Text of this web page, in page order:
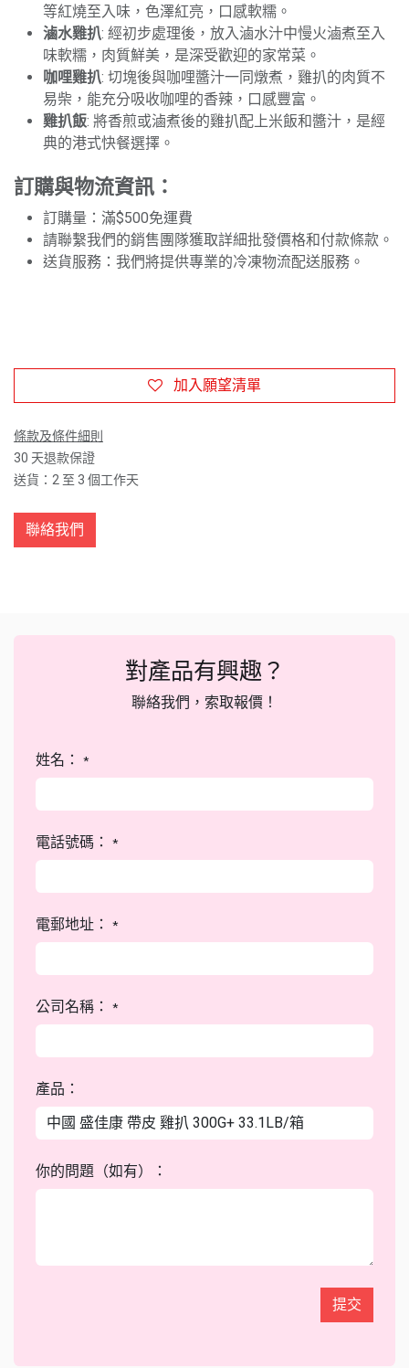
等紅燒至入味，色澤紅亮，口感軟糯。
滷水雞扒: 經初步處理後，放入滷水汁中慢火滷煮至入
味軟糯，肉質鮮美，是深受歡迎的家常菜。
咖哩雞扒: 切塊後與咖哩醬汁一同燉煮，雞扒的肉質不
易柴，能充分吸收咖哩的香辣，口感豐富。
雞扒飯: 將香煎或滷煮後的雞扒配上米飯和醬汁，是經
典的港式快餐選擇。
訂購與物流資訊：
訂購量：滿$500免運費
請聯繫我們的銷售團隊獲取詳細批發價格和付款條款。
送貨服務：我們將提供專業的冷凍物流配送服務。
加入願望清單
條款及條件細則
30 天退款保證
送貨：2 至 3 個工作天
聯絡我們
對產品有興趣？
聯絡我們，索取報價！
姓名： *
電話號碼： *
電郵地址： *
公司名稱： *
產品：
你的問題（如有）：
提交